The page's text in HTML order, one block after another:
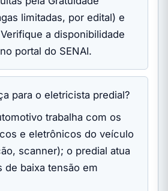
limitadas, por edital) e
a disponibilidade
portal do SENAI.
para o eletricista predial?
trabalha com os
e eletrônicos do veículo
scanner); o predial atua
de baixa tensão em